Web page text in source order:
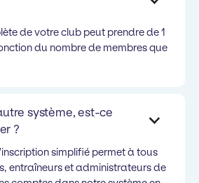
de votre club peut prendre de 1
du nombre de membres que
système, est-ce
?
simplifié permet à tous
entraîneurs et administrateurs de